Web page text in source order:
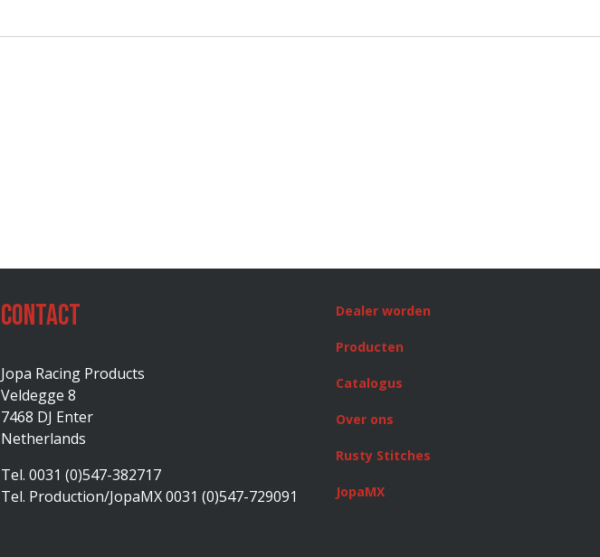
Contact
Jopa Racing Products
Veldegge 8
7468 DJ Enter
Netherlands
Tel. 0031 (0)547-382717
Tel. Production/JopaMX 0031 (0)547-729091
Dealer worden
Producten
Catalogus
Over ons
Rusty Stitches
JopaMX